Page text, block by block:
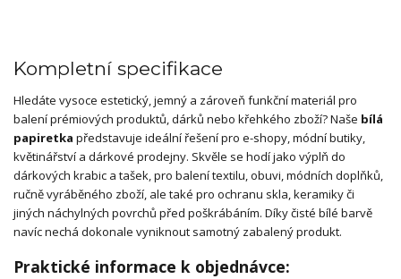
Kompletní specifikace
Hledáte vysoce estetický, jemný a zároveň funkční materiál pro
balení prémiových produktů, dárků nebo křehkého zboží? Naše bílá
papiretka představuje ideální řešení pro e-shopy, módní butiky,
květinářství a dárkové prodejny. Skvěle se hodí jako výplň do
dárkových krabic a tašek, pro balení textilu, obuvi, módních doplňků,
ručně vyráběného zboží, ale také pro ochranu skla, keramiky či
jiných náchylných povrchů před poškrábáním. Díky čisté bílé barvě
navíc nechá dokonale vyniknout samotný zabalený produkt.
Praktické informace k objednávce: